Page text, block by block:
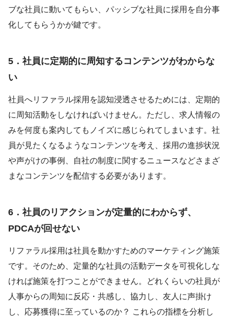
ブな社員に動いてもらい、パッシブな社員に採用を自分事
化してもらうかが鍵です。
5．社員に定期的に周知するコンテンツがわからな
い
社員へリファラル採用を認知浸透させるためには、定期的
に周知活動をしなければいけません。ただし、求人情報の
みを何度も案内してもノイズに感じられてしまいます。社
員が見たくなるようなコンテンツを考え、採用の進捗状況
や声がけの事例、自社の制度に関するニュースなどさまざ
まなコンテンツを配信する必要があります。
6．社員のリアクションが定量的にわからず、
PDCAが回せない
リファラル採用は社員を動かすためのマーケティング施策
です。そのため、定量的な社員の活動データを可視化しな
ければ施策を打つことができません。どれくらいの社員が
人事からの周知に反応・共感し、協力し、友人に声掛け
し、応募獲得に至っているのか？ これらの指標を分析し